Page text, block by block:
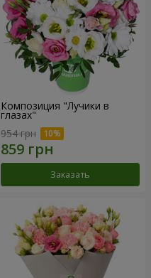
Композиция "Лучики в
глазах"
954 грн
Заказать